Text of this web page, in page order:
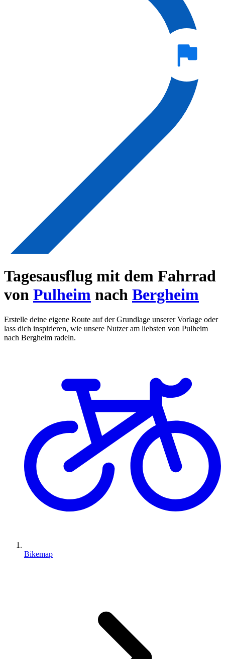
Tagesausflug mit dem Fahrrad
von Pulheim nach Bergheim
Erstelle deine eigene Route auf der Grundlage unserer Vorlage oder
lass dich inspirieren, wie unsere Nutzer am liebsten von Pulheim
nach Bergheim radeln.
Bikemap